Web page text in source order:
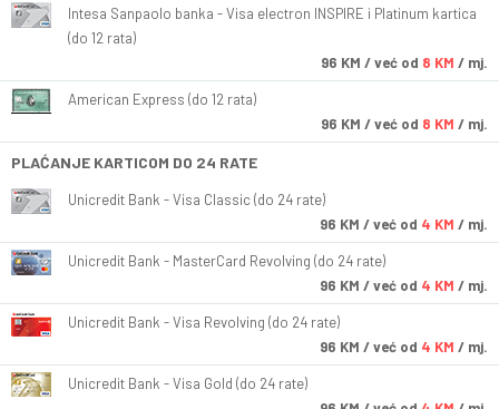
Intesa Sanpaolo banka - Visa electron INSPIRE i Platinum kartica
(do 12 rata)
96 KM / već od 8 KM / mj.
American Express (do 12 rata)
96 KM / već od 8 KM / mj.
PLAĆANJE KARTICOM DO 24 RATE
Unicredit Bank - Visa Classic (do 24 rate)
96 KM / već od 4 KM / mj.
Unicredit Bank - MasterCard Revolving (do 24 rate)
96 KM / već od 4 KM / mj.
Unicredit Bank - Visa Revolving (do 24 rate)
96 KM / već od 4 KM / mj.
Unicredit Bank - Visa Gold (do 24 rate)